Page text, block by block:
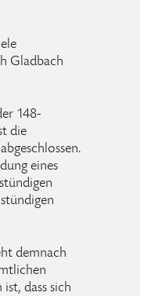
Gladbach
148-
die
eines
demnach
dass sich